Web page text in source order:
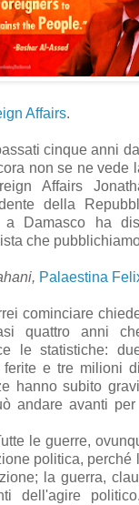
Affairs.
cinque anni
non se ne vede
Affairs
della
a Damasco ha
che
Palaestina
cominciare
quattro anni
le statistiche:
e tre milioni
hanno subito
andare avanti
le guerre,
politica, perché
la guerra,
dell'agire